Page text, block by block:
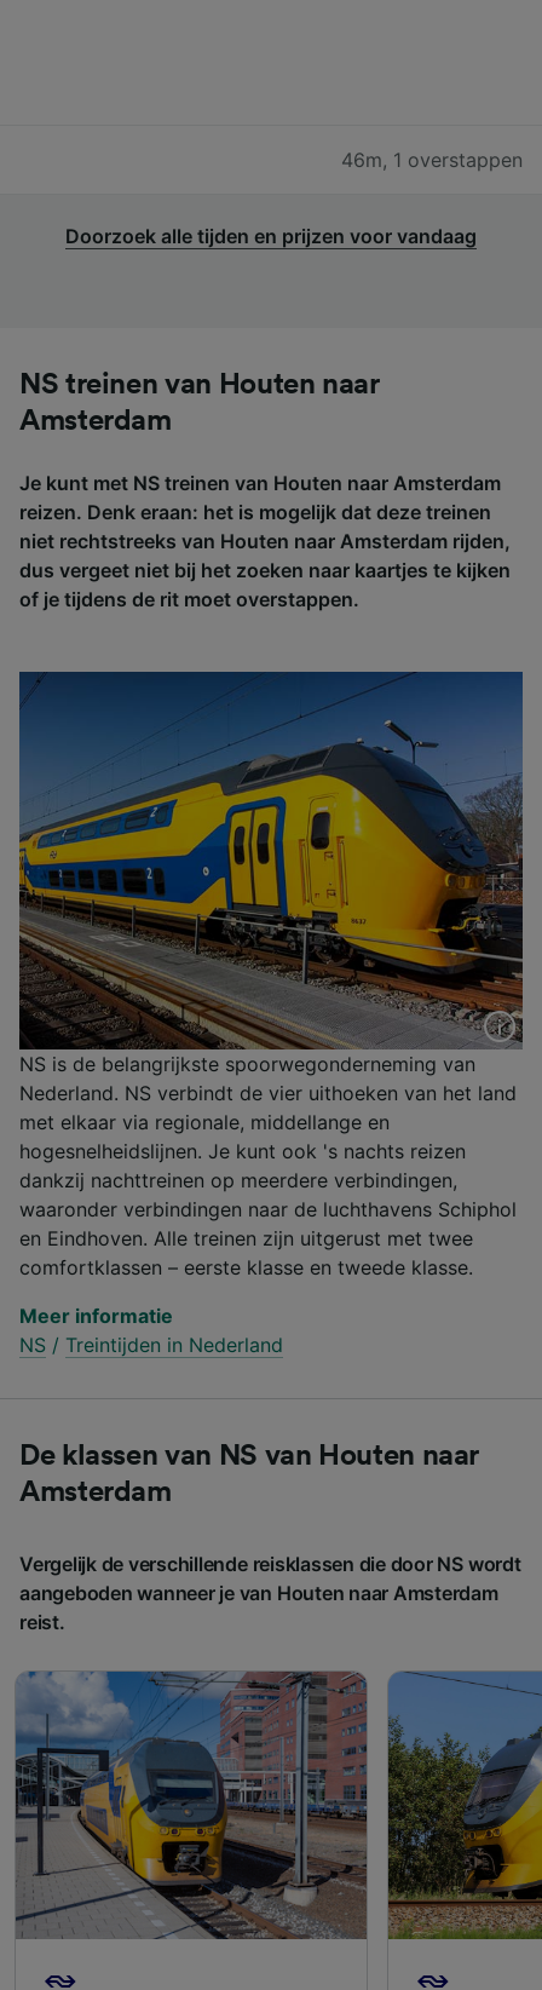
46m, 1 overstappen
Doorzoek alle tijden en prijzen voor vandaag
NS treinen van Houten naar
Amsterdam
Je kunt met NS treinen van Houten naar Amsterdam
reizen. Denk eraan: het is mogelijk dat deze treinen
niet rechtstreeks van Houten naar Amsterdam rijden,
dus vergeet niet bij het zoeken naar kaartjes te kijken
of je tijdens de rit moet overstappen.
NS is de belangrijkste spoorwegonderneming van
Nederland. NS verbindt de vier uithoeken van het land
met elkaar via regionale, middellange en
hogesnelheidslijnen. Je kunt ook 's nachts reizen
dankzij nachttreinen op meerdere verbindingen,
waaronder verbindingen naar de luchthavens Schiphol
en Eindhoven. Alle treinen zijn uitgerust met twee
comfortklassen – eerste klasse en tweede klasse.
Meer informatie
NS / Treintijden in Nederland
De klassen van NS van Houten naar
Amsterdam
Vergelijk de verschillende reisklassen die door NS wordt
aangeboden wanneer je van Houten naar Amsterdam
reist.